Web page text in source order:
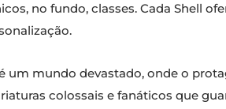
no fundo, classes. Cada Shell
um mundo devastado, onde o
colossais e fanáticos que